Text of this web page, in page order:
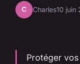
C Charles10 juin
Protéger